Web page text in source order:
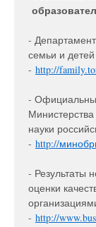
-
семьи и
- http://
-
науки
- http://
- Результаты
оценки
- http://